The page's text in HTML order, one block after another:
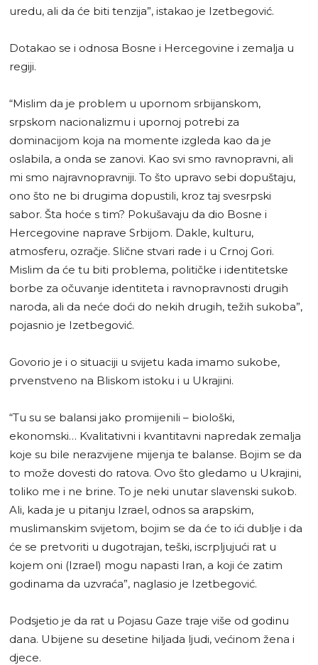
uredu, ali da će biti tenzija”, istakao je Izetbegović.
Dotakao se i odnosa Bosne i Hercegovine i zemalja u
regiji.
“Mislim da je problem u upornom srbijanskom,
srpskom nacionalizmu i upornoj potrebi za
dominacijom koja na momente izgleda kao da je
oslabila, a onda se zanovi. Kao svi smo ravnopravni, ali
mi smo najravnopravniji. To što upravo sebi dopuštaju,
ono što ne bi drugima dopustili, kroz taj svesrpski
sabor. Šta hoće s tim? Pokušavaju da dio Bosne i
Hercegovine naprave Srbijom. Dakle, kulturu,
atmosferu, ozračje. Slične stvari rade i u Crnoj Gori.
Mislim da će tu biti problema, političke i identitetske
borbe za očuvanje identiteta i ravnopravnosti drugih
naroda, ali da neće doći do nekih drugih, težih sukoba”,
pojasnio je Izetbegović.
Govorio je i o situaciji u svijetu kada imamo sukobe,
prvenstveno na Bliskom istoku i u Ukrajini.
“Tu su se balansi jako promijenili – biološki,
ekonomski… Kvalitativni i kvantitavni napredak zemalja
koje su bile nerazvijene mijenja te balanse. Bojim se da
to može dovesti do ratova. Ovo što gledamo u Ukrajini,
toliko me i ne brine. To je neki unutar slavenski sukob.
Ali, kada je u pitanju Izrael, odnos sa arapskim,
muslimanskim svijetom, bojim se da će to ići dublje i da
će se pretvoriti u dugotrajan, teški, iscrpljujući rat u
kojem oni (Izrael) mogu napasti Iran, a koji će zatim
godinama da uzvraća”, naglasio je Izetbegović.
Podsjetio je da rat u Pojasu Gaze traje više od godinu
dana. Ubijene su desetine hiljada ljudi, većinom žena i
djece.